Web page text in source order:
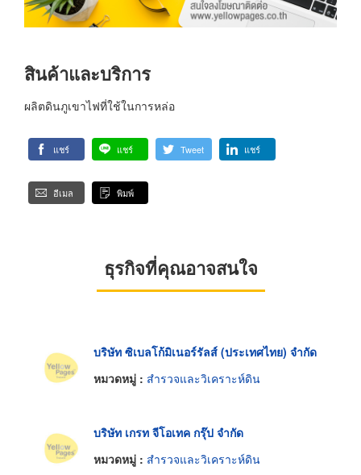
สินค้าและบริการ
ผลิตดินภูเขาไฟที่ใช้ในการหล่อ
แชร์ แชร์ Tweet แชร์
อีเมล พิมพ์
ธุรกิจที่คุณอาจสนใจ
บริษัท ซิเบลโก้มิเนอร์รัลส์ (ประเทศไทย) จำกัด
หมวดหมู่ : สำรวจและวิเคราะห์ดิน
บริษัท เกรท จีโอเทค กรุ๊ป จำกัด
หมวดหมู่ : สำรวจและวิเคราะห์ดิน